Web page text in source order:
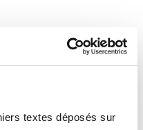
textes déposés sur
90 jours